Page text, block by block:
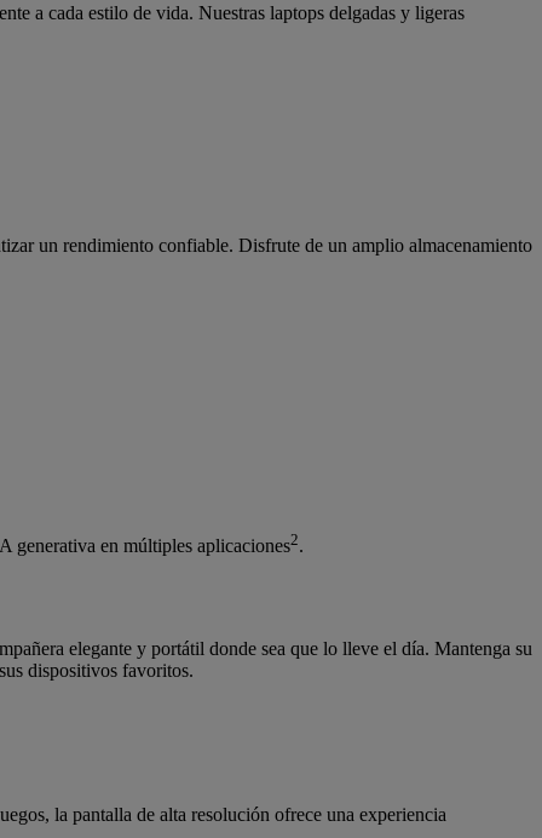
a cada estilo de vida. Nuestras laptops delgadas y ligeras
un rendimiento confiable. Disfrute de un amplio almacenamiento
generativa en múltiples aplicaciones2.
elegante y portátil donde sea que lo lleve el día. Mantenga su
dispositivos favoritos.
la pantalla de alta resolución ofrece una experiencia